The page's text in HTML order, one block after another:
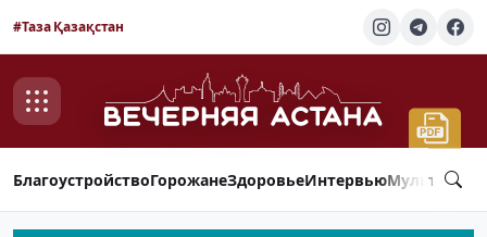
#Таза Қазақстан
БлагоустройствоГорожанеЗдоровьеИнтервью